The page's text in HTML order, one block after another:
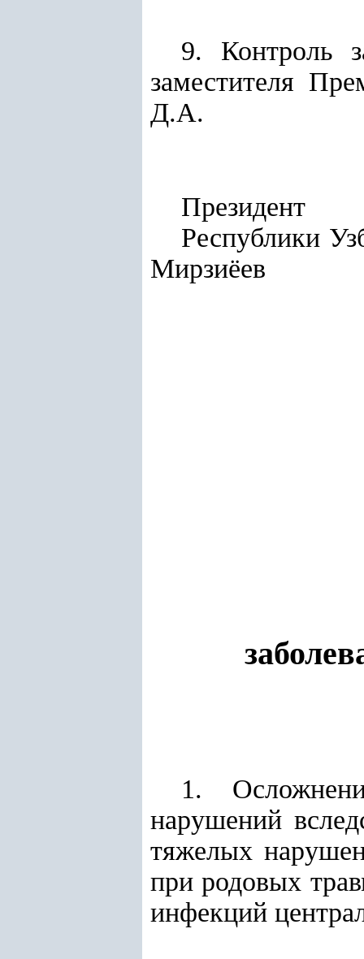
9. Контроль
заместителя
Д.А.
Президент
Мирзиёев
1.
нарушений
тяжелых
при родовых
инфекций